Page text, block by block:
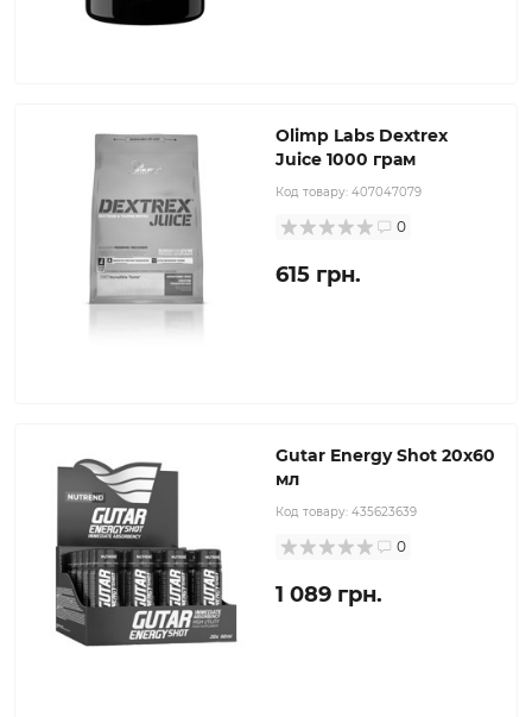
Olimp Labs Dextrex
Juice 1000 грам
Код товару: 407047079
0
615 грн.
Gutar Energy Shot 20х60
мл
Код товару: 435623639
0
1 089 грн.